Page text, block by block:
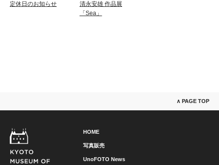
定休日のお知らせ
清永安雄 作品展
「Sea」
∧ PAGE TOP
HOME
写真販売
UnoFOTO News